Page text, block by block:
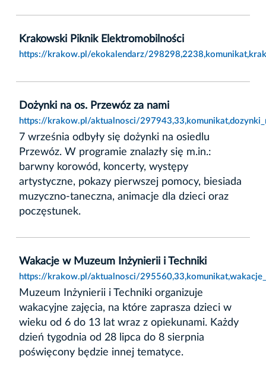
Krakowski Piknik Elektromobilności
https://krakow.pl/ekokalendarz/
Dożynki na os. Przewóz za nami
https://krakow.pl/aktualnosci/
7 września odbyły się dożynki na osiedlu
Przewóz. W programie znalazły się m.in.:
barwny korowód, koncerty, występy
artystyczne, pokazy pierwszej pomocy, biesiada
muzyczno-taneczna, animacje dla dzieci oraz
poczęstunek.
Wakacje w Muzeum Inżynierii i Techniki
https://krakow.pl/aktualnosci/
Muzeum Inżynierii i Techniki organizuje
wakacyjne zajęcia, na które zaprasza dzieci w
wieku od 6 do 13 lat wraz z opiekunami. Każdy
dzień tygodnia od 28 lipca do 8 sierpnia
poświęcony będzie innej tematyce.